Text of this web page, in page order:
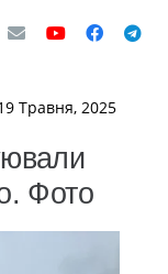
Травня, 2025
Фото